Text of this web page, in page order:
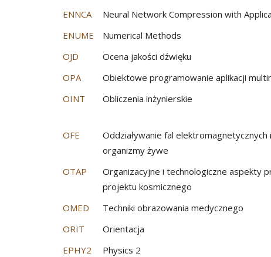
ENNCA Neural Network Compression with
ENUME
Numerical Methods
OJD
Ocena jakości dźwięku
OPA
Obiektowe programowanie aplikacji
OINT
Obliczenia inżynierskie
OFE
Oddziaływanie fal elektromagnetycznych
organizmy żywe
OTAP
Organizacyjne i technologiczne aspekty
projektu kosmicznego
OMED Techniki obrazowania medycznego
ORIT
Orientacja
EPHY2
Physics 2